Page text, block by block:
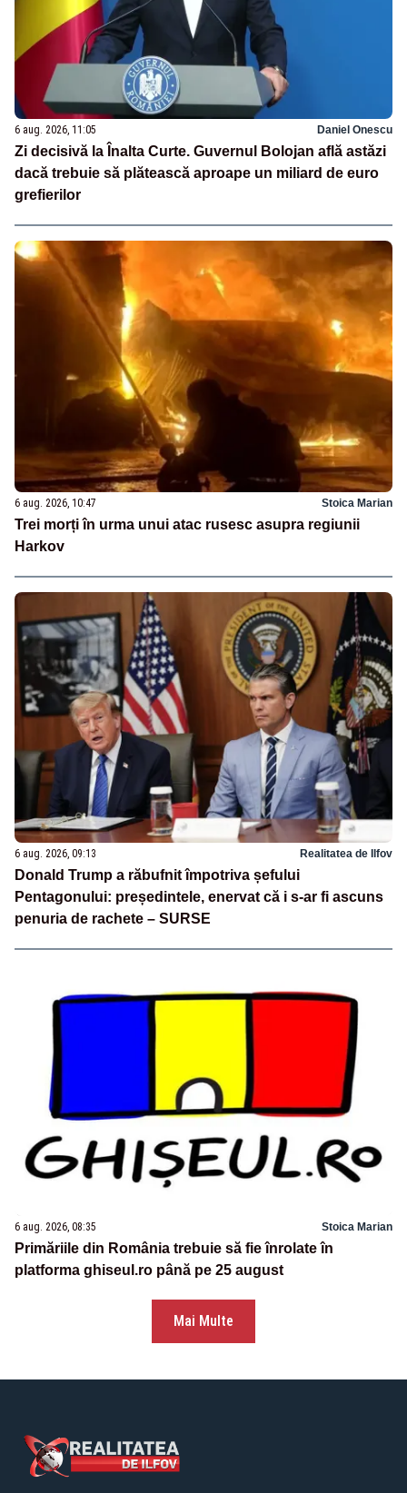
6 aug. 2026, 11:05 Daniel Onescu
Zi decisivă la Înalta Curte. Guvernul Bolojan află astăzi
dacă trebuie să plătească aproape un miliard de euro
grefierilor
6 aug. 2026, 10:47 Stoica Marian
Trei morți în urma unui atac rusesc asupra regiunii
Harkov
6 aug. 2026, 09:13 Realitatea de Ilfov
Donald Trump a răbufnit împotriva șefului
Pentagonului: președintele, enervat că i s-ar fi ascuns
penuria de rachete – SURSE
6 aug. 2026, 08:35 Stoica Marian
Primăriile din România trebuie să fie înrolate în
platforma ghiseul.ro până pe 25 august
Mai Multe